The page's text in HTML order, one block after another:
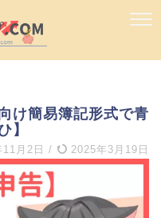
け簡易簿記形式で青
】
月2日 / 2025年3月19日